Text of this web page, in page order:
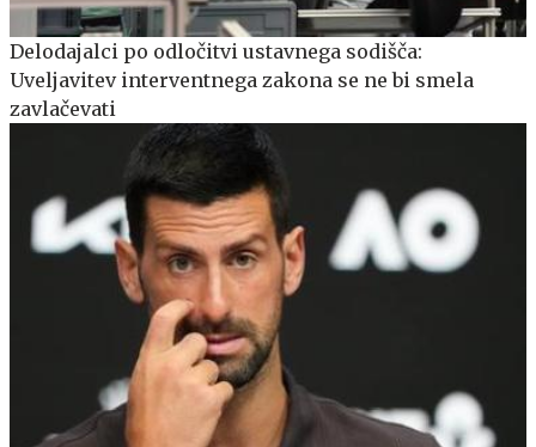
Delodajalci po odločitvi ustavnega sodišča:
Uveljavitev interventnega zakona se ne bi smela
zavlačevati